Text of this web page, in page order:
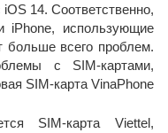
14. Соответственно,
iPhone, использующие
больше всего проблем.
с SIM-картами,
SIM-карта VinaPhone
SIM-карта Viettel,